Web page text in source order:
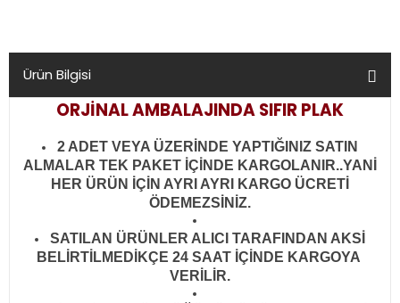
Ürün Bilgisi
ORJİNAL AMBALAJINDA SIFIR PLAK
2 ADET VEYA ÜZERİNDE YAPTIĞINIZ SATIN
ALMALAR TEK PAKET İÇİNDE KARGOLANIR..YANİ
HER ÜRÜN İÇİN AYRI AYRI KARGO ÜCRETİ
ÖDEMEZSİNİZ.
SATILAN ÜRÜNLER ALICI TARAFINDAN AKSİ
BELİRTİLMEDİKÇE 24 SAAT İÇİNDE KARGOYA
VERİLİR.